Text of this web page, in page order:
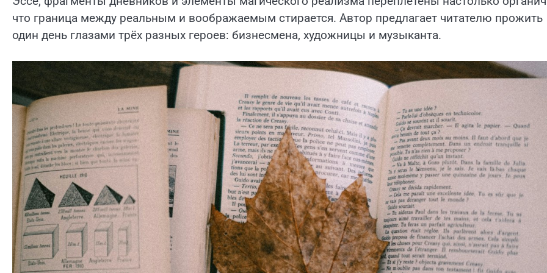
что граница между реальным и воображаемым стирается. Автор предлагает читателю прожить
один день глазами трёх разных героев: бизнесмена, художницы и музыканта.